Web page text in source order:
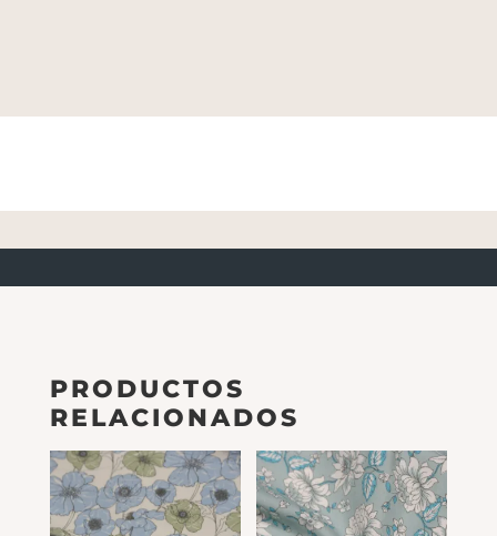
PRODUCTOS
RELACIONADOS